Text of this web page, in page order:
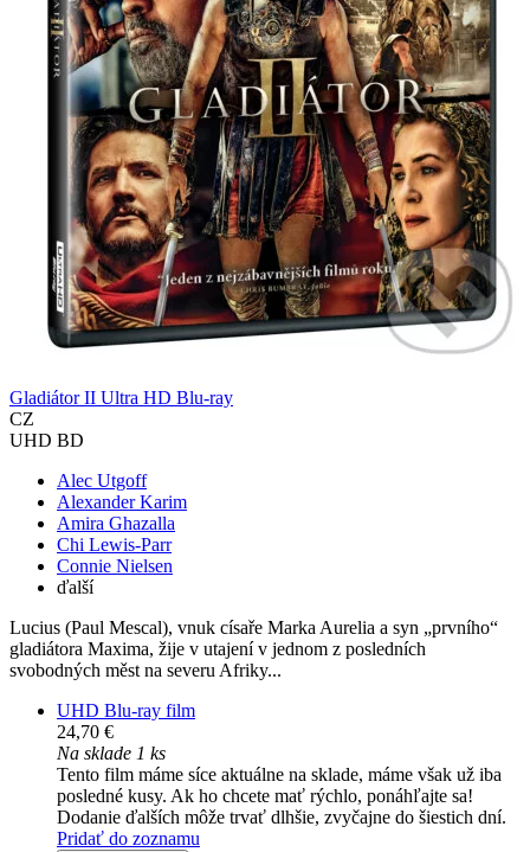
Gladiátor II Ultra HD Blu-ray
CZ
UHD BD
Alec Utgoff
Alexander Karim
Amira Ghazalla
Chi Lewis-Parr
Connie Nielsen
ďalší
Lucius (Paul Mescal), vnuk císaře Marka Aurelia a syn „prvního“
gladiátora Maxima, žije v utajení v jednom z posledních
svobodných měst na severu Afriky...
UHD Blu-ray film
24,70 €
Na sklade 1 ks
Tento film máme síce aktuálne na sklade, máme však už iba
posledné kusy. Ak ho chcete mať rýchlo, ponáhľajte sa!
Dodanie ďalších môže trvať dlhšie, zvyčajne do šiestich dní.
Pridať do zoznamu